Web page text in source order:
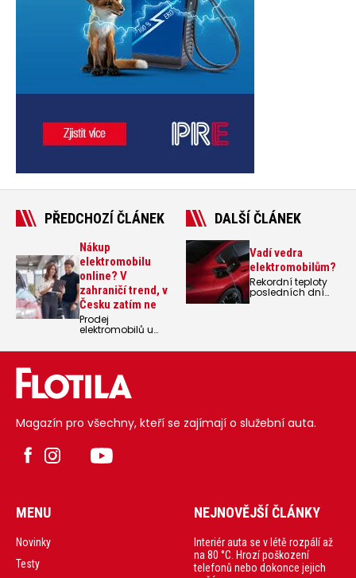
PŘEDCHOZÍ ČLÁNEK
Nákup
elektromobilu
online? V
zahraničí trend, v
Česku zatím ne
Prodej
elektromobilů u
vzrostl o 44
elektromobilu
online je v
zahraničí trend,
výběru vozu spíše
konzervativní a
na prodejnách.
DALŠÍ ČLÁNEK
Vadí vedra
elektromobilům?
Rekordní teploty
posledních dní
teploty
Magazín pro všechny, kteří se zajímají o služební auta.
MENU
Novinky
Testy
NEJNOVĚJŠÍ ČLÁNKY
Interiér auta se v létě rozpálí až
na 80 °C. Hrozí poškození
telefonů nebo dokonce jejich